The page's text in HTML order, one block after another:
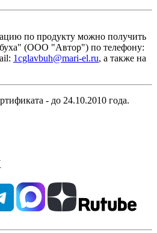
по продукту можно получить
(ООО "Автор") по телефону:
1cglavbuh@mari-el.ru, а также на
- до 24.10.2010 года.